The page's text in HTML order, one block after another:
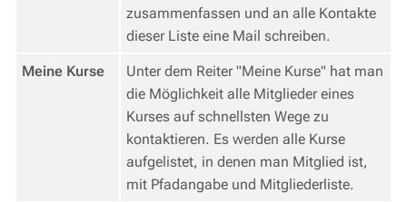
zusammenfassen und an alle Kontakte
dieser Liste eine Mail schreiben.
Meine Kurse
Unter dem Reiter "Meine Kurse" hat man
die Möglichkeit alle Mitglieder eines
Kurses auf schnellsten Wege zu
kontaktieren. Es werden alle Kurse
aufgelistet, in denen man Mitglied ist,
mit Pfadangabe und Mitgliederliste.